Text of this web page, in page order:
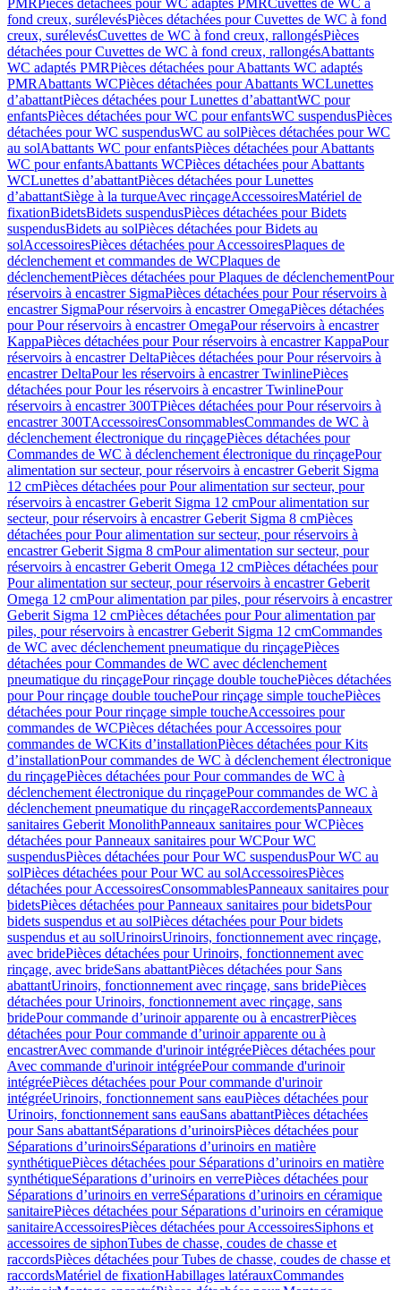
PMRPièces détachées pour WC adaptés PMRCuvettes de WC à
fond creux, surélevésPièces détachées pour Cuvettes de WC à fond
creux, surélevésCuvettes de WC à fond creux, rallongésPièces
détachées pour Cuvettes de WC à fond creux, rallongésAbattants
WC adaptés PMRPièces détachées pour Abattants WC adaptés
PMRAbattants WCPièces détachées pour Abattants WCLunettes
d’abattantPièces détachées pour Lunettes d’abattantWC pour
enfantsPièces détachées pour WC pour enfantsWC suspendusPièces
détachées pour WC suspendusWC au solPièces détachées pour WC
au solAbattants WC pour enfantsPièces détachées pour Abattants
WC pour enfantsAbattants WCPièces détachées pour Abattants
WCLunettes d’abattantPièces détachées pour Lunettes
d’abattantSiège à la turqueAvec rinçageAccessoiresMatériel de
fixationBidetsBidets suspendusPièces détachées pour Bidets
suspendusBidets au solPièces détachées pour Bidets au
solAccessoiresPièces détachées pour AccessoiresPlaques de
déclenchement et commandes de WCPlaques de
déclenchementPièces détachées pour Plaques de déclenchementPour
réservoirs à encastrer SigmaPièces détachées pour Pour réservoirs à
encastrer SigmaPour réservoirs à encastrer OmegaPièces détachées
pour Pour réservoirs à encastrer OmegaPour réservoirs à encastrer
KappaPièces détachées pour Pour réservoirs à encastrer KappaPour
réservoirs à encastrer DeltaPièces détachées pour Pour réservoirs à
encastrer DeltaPour les réservoirs à encastrer TwinlinePièces
détachées pour Pour les réservoirs à encastrer TwinlinePour
réservoirs à encastrer 300TPièces détachées pour Pour réservoirs à
encastrer 300TAccessoiresConsommablesCommandes de WC à
déclenchement électronique du rinçagePièces détachées pour
Commandes de WC à déclenchement électronique du rinçagePour
alimentation sur secteur, pour réservoirs à encastrer Geberit Sigma
12 cmPièces détachées pour Pour alimentation sur secteur, pour
réservoirs à encastrer Geberit Sigma 12 cmPour alimentation sur
secteur, pour réservoirs à encastrer Geberit Sigma 8 cmPièces
détachées pour Pour alimentation sur secteur, pour réservoirs à
encastrer Geberit Sigma 8 cmPour alimentation sur secteur, pour
réservoirs à encastrer Geberit Omega 12 cmPièces détachées pour
Pour alimentation sur secteur, pour réservoirs à encastrer Geberit
Omega 12 cmPour alimentation par piles, pour réservoirs à encastrer
Geberit Sigma 12 cmPièces détachées pour Pour alimentation par
piles, pour réservoirs à encastrer Geberit Sigma 12 cmCommandes
de WC avec déclenchement pneumatique du rinçagePièces
détachées pour Commandes de WC avec déclenchement
pneumatique du rinçagePour rinçage double touchePièces détachées
pour Pour rinçage double touchePour rinçage simple touchePièces
détachées pour Pour rinçage simple toucheAccessoires pour
commandes de WCPièces détachées pour Accessoires pour
commandes de WCKits d’installationPièces détachées pour Kits
d’installationPour commandes de WC à déclenchement électronique
du rinçagePièces détachées pour Pour commandes de WC à
déclenchement électronique du rinçagePour commandes de WC à
déclenchement pneumatique du rinçageRaccordementsPanneaux
sanitaires Geberit MonolithPanneaux sanitaires pour WCPièces
détachées pour Panneaux sanitaires pour WCPour WC
suspendusPièces détachées pour Pour WC suspendusPour WC au
solPièces détachées pour Pour WC au solAccessoiresPièces
détachées pour AccessoiresConsommablesPanneaux sanitaires pour
bidetsPièces détachées pour Panneaux sanitaires pour bidetsPour
bidets suspendus et au solPièces détachées pour Pour bidets
suspendus et au solUrinoirsUrinoirs, fonctionnement avec rinçage,
avec bridePièces détachées pour Urinoirs, fonctionnement avec
rinçage, avec brideSans abattantPièces détachées pour Sans
abattantUrinoirs, fonctionnement avec rinçage, sans bridePièces
détachées pour Urinoirs, fonctionnement avec rinçage, sans
bridePour commande d’urinoir apparente ou à encastrerPièces
détachées pour Pour commande d’urinoir apparente ou à
encastrerAvec commande d'urinoir intégréePièces détachées pour
Avec commande d'urinoir intégréePour commande d'urinoir
intégréePièces détachées pour Pour commande d'urinoir
intégréeUrinoirs, fonctionnement sans eauPièces détachées pour
Urinoirs, fonctionnement sans eauSans abattantPièces détachées
pour Sans abattantSéparations d’urinoirsPièces détachées pour
Séparations d’urinoirsSéparations d’urinoirs en matière
synthétiquePièces détachées pour Séparations d’urinoirs en matière
synthétiqueSéparations d’urinoirs en verrePièces détachées pour
Séparations d’urinoirs en verreSéparations d’urinoirs en céramique
sanitairePièces détachées pour Séparations d’urinoirs en céramique
sanitaireAccessoiresPièces détachées pour AccessoiresSiphons et
accessoires de siphonTubes de chasse, coudes de chasse et
raccordsPièces détachées pour Tubes de chasse, coudes de chasse et
raccordsMatériel de fixationHabillages latérauxCommandes